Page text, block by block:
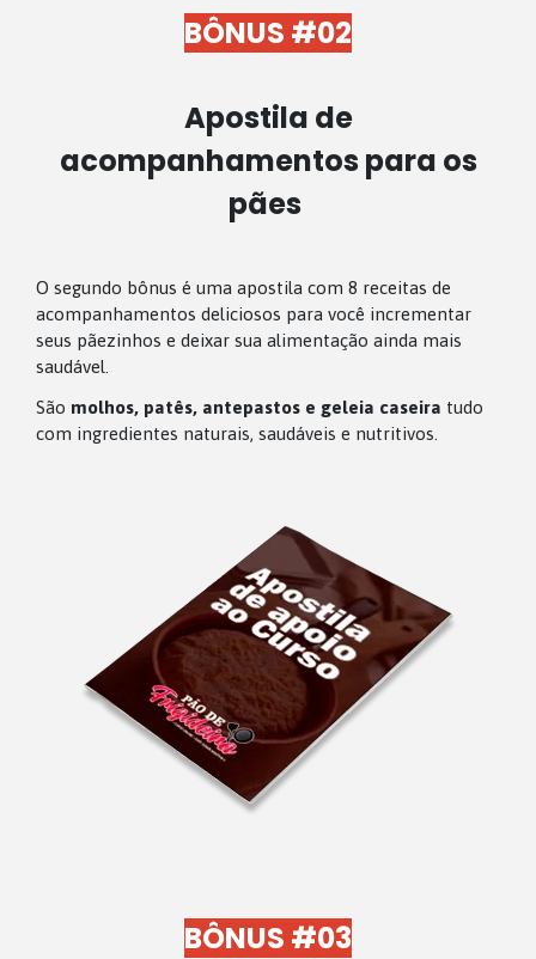
BÔNUS #02
Apostila de
acompanhamentos para os
pães
O segundo bônus é uma apostila com 8 receitas de
acompanhamentos deliciosos para você incrementar
seus pãezinhos e deixar sua alimentação ainda mais
saudável.
São molhos, patês, antepastos e geleia caseira tudo
com ingredientes naturais, saudáveis e nutritivos.
BÔNUS #03